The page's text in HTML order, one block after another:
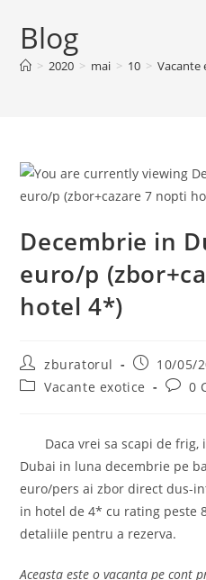
Blog
> 2020 > mai > 10 > Vacante
Decembrie in
euro/p
hotel 4*)
Post
author:
zburatorul
Post
published:
10/05/
PostVacante exotice
Post0
Daca vrei sa scapi de frig,
Dubai in luna decembrie pe
euro/pers ai zbor direct dus-
in hotel de 4* cu rating peste
detaliile pentru a rezerva.
Aceasta este o vacanta pe cont